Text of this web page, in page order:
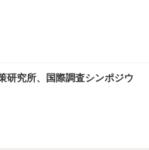
研究所、国際調査シンポジウ